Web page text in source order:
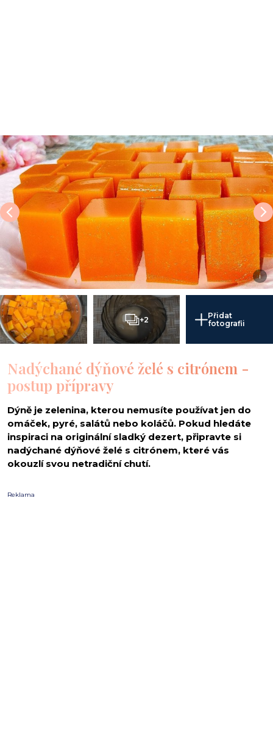
i
+2
Přidat
fotografii
Nadýchané dýňové želé s citrónem -
postup přípravy
Dýně je zelenina, kterou nemusíte používat jen do
omáček, pyré, salátů nebo koláčů. Pokud hledáte
inspiraci na originální sladký dezert, připravte si
nadýchané dýňové želé s citrónem, které vás
okouzlí svou netradiční chutí.
Reklama